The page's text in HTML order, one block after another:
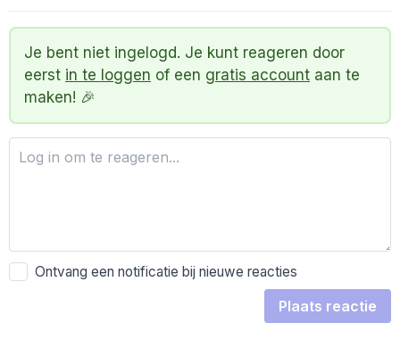
Je bent niet ingelogd. Je kunt reageren door
eerst in te loggen of een gratis account aan te
maken! 🎉
Ontvang een notificatie bij nieuwe reacties
Plaats reactie